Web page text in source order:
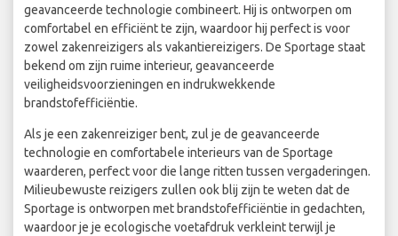
geavanceerde technologie combineert. Hij is ontworpen om
comfortabel en efficiënt te zijn, waardoor hij perfect is voor
zowel zakenreizigers als vakantiereizigers. De Sportage staat
bekend om zijn ruime interieur, geavanceerde
veiligheidsvoorzieningen en indrukwekkende
brandstofefficiëntie.
Als je een zakenreiziger bent, zul je de geavanceerde
technologie en comfortabele interieurs van de Sportage
waarderen, perfect voor die lange ritten tussen vergaderingen.
Milieubewuste reizigers zullen ook blij zijn te weten dat de
Sportage is ontworpen met brandstofefficiëntie in gedachten,
waardoor je je ecologische voetafdruk verkleint terwijl je